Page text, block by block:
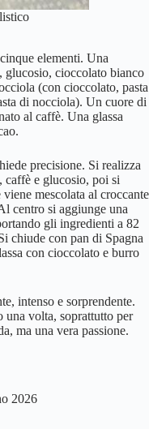
elementi. Una
glucosio, cioccolato bianco
(con cioccolato, pasta
di nocciola). Un cuore di
al caffè. Una glassa
precisione. Si realizza
caffè e glucosio, poi si
mescolata al croccante
centro si aggiunge una
gli ingredienti a 82
chiude con pan di Spagna
con cioccolato e burro
intenso e sorprendente.
una volta, soprattutto per
ma una vera passione.
2026